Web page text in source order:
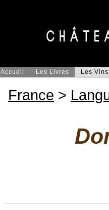
Accueil Les Livres Les Vins
France >